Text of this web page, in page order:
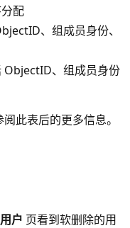
配
、组成员身份、
ObjectID、组成员身份
此表后的更多信息。
户 页看到软删除的用